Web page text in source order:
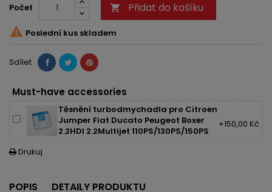
Počet  Přidat do košíku
 Poslední kus skladem
Sdílet
Must-have accessories
Těsnění turbodmychadla pro Citroen
Jumper Fiat Ducato Peugeot Boxer
2.2HDI 2.2Multijet 110PS/130PS/150PS
+150,00 Kč
 Drukuj
POPIS DETAILY PRODUKTU